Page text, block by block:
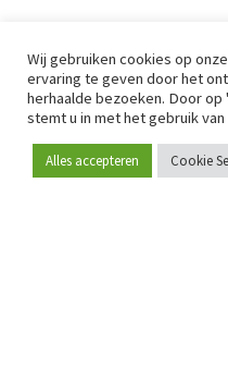
Word lid
Wij gebruiken cookies op
ervaring te geven door het
herhaalde bezoeken. Door
stemt u in met het gebruik
Alles accepteren Cookie